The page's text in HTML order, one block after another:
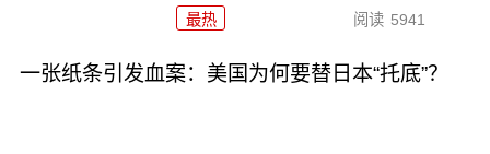
最热 阅读 5941
一张纸条引发血案：美国为何要替日本“托底”？